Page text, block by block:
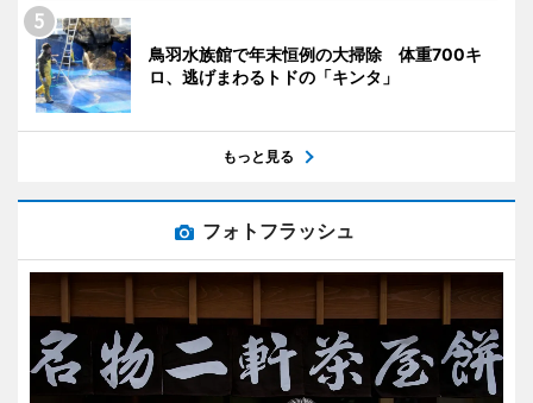
鳥羽水族館で年末恒例の大掃除 体重700キ
ロ、逃げまわるトドの「キンタ」
もっと見る
フォトフラッシュ